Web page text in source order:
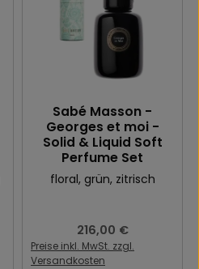
Sabé Masson -
Georges et moi -
Solid & Liquid Soft
Perfume Set
floral, grün, zitrisch
Regulärer Preis:
216,00 €
Preise inkl. MwSt. zzgl.
Versandkosten